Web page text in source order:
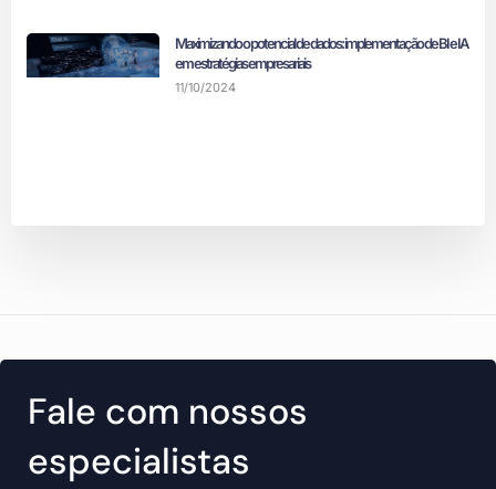
Maximizando o potencial de dados: implementação de BI e IA
em estratégias empresariais
11/10/2024
Fale com nossos
especialistas